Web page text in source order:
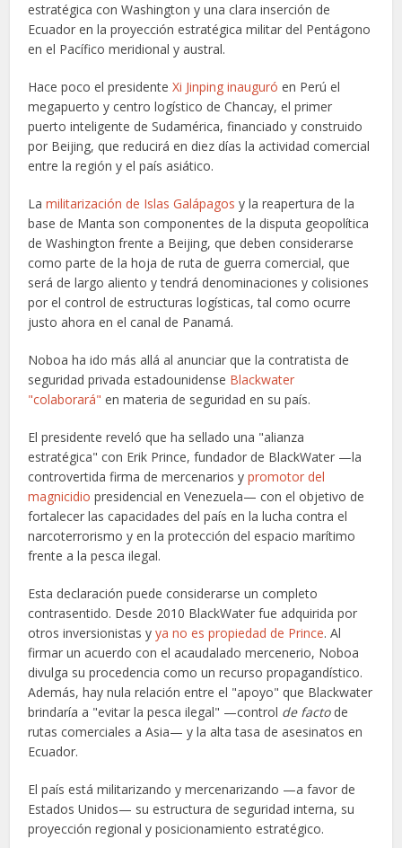
estratégica con Washington y una clara inserción de
Ecuador en la proyección estratégica militar del Pentágono
en el Pacífico meridional y austral.
Hace poco el presidenteXi Jinping inauguró en Perú el
megapuerto y centro logístico de Chancay, el primer
puerto inteligente de Sudamérica, financiado y construido
por Beijing, que reducirá en diez días la actividad comercial
entre la región y el país asiático.
Lamilitarización de Islas Galápagos y la reapertura de la
base de Manta son componentes de la disputa geopolítica
de Washington frente a Beijing, que deben considerarse
como parte de la hoja de ruta de guerra comercial, que
será de largo aliento y tendrá denominaciones y colisiones
por el control de estructuras logísticas, tal como ocurre
justo ahora en el canal de Panamá.
Noboa ha ido más allá al anunciar que la contratista de
seguridad privada estadounidense Blackwater
"colaborará" en materia de seguridad en su país.
El presidente reveló que ha sellado una "alianza
estratégica" con Erik Prince, fundador de BlackWater —la
controvertida firma de mercenarios ypromotor del
magnicidio presidencial en Venezuela— con el objetivo de
fortalecer las capacidades del país en la lucha contra el
narcoterrorismo y en la protección del espacio marítimo
frente a la pesca ilegal.
Esta declaración puede considerarse un completo
contrasentido. Desde 2010 BlackWater fue adquirida por
otros inversionistas yya no es propiedad de Prince. Al
firmar un acuerdo con el acaudalado mercenerio, Noboa
divulga su procedencia como un recurso propagandístico.
Además, hay nula relación entre el "apoyo" que Blackwater
brindaría a "evitar la pesca ilegal" —control de factode
rutas comerciales a Asia— y la alta tasa de asesinatos en
Ecuador.
El país está militarizando y mercenarizando —a favor de
Estados Unidos— su estructura de seguridad interna, su
proyección regional y posicionamiento estratégico.